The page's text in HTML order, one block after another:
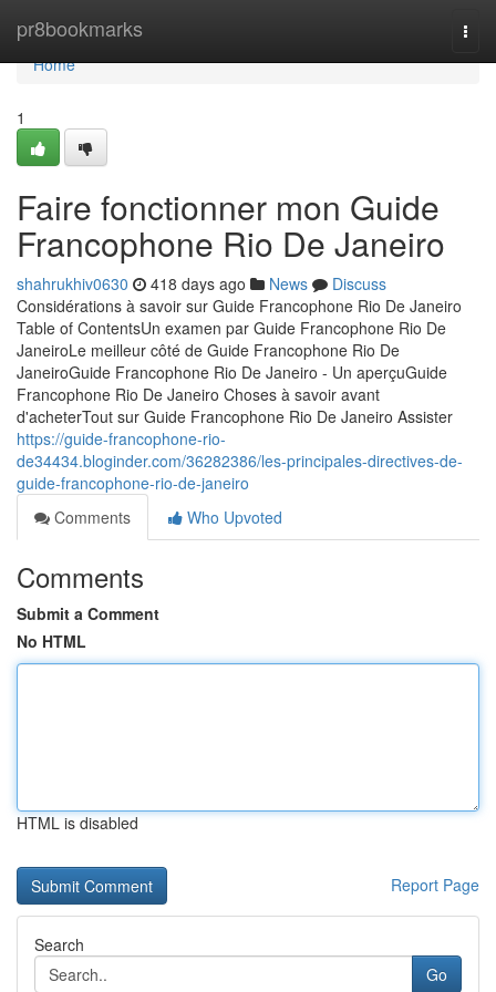
pr8bookmarks
Home
Home
1
Faire fonctionner mon Guide
Francophone Rio De Janeiro
shahrukhiv0630 418 days ago News
Discuss
Considérations à savoir sur Guide Francophone Rio De Janeiro
Table of ContentsUn examen par Guide Francophone Rio De
JaneiroLe meilleur côté de Guide Francophone Rio De
JaneiroGuide Francophone Rio De Janeiro - Un aperçuGuide
Francophone Rio De Janeiro Choses à savoir avant
d'acheterTout sur Guide Francophone Rio De Janeiro Assister
https://guide-francophone-rio-
de34434.bloginder.com/36282386/les-principales-directives-de-
guide-francophone-rio-de-janeiro
Comments
Who Upvoted
Comments
Submit a Comment
No HTML
HTML is disabled
Report Page
Search
Go